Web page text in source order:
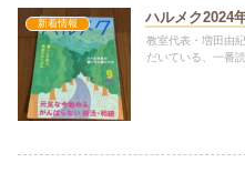
新着情報 ハルメク2024
教室代表・増田由
だいている、一番